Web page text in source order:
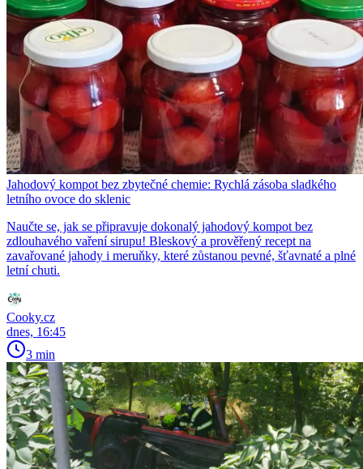
Jahodový kompot bez zbytečné chemie: Rychlá zásoba sladkého
letního ovoce do sklenic
Naučte se, jak se připravuje dokonalý jahodový kompot bez
zdlouhavého vaření sirupu! Bleskový a prověřený recept na
zavařované jahody i meruňky, které zůstanou pevné, šťavnaté a plné
letní chuti.
Cooky.cz
dnes, 16:45
3 min